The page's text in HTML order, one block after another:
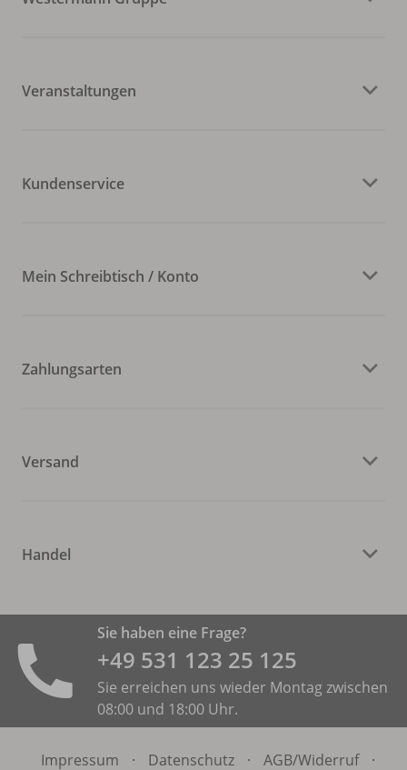
Veranstaltungen
Kundenservice
Mein Schreibtisch / Konto
Zahlungsarten
Versand
Handel
Sie haben eine Frage?
+49 531 ­123 25 125
Sie erreichen uns wieder Montag zwischen
08:00 und 18:00 Uhr.
Impressum · Datenschutz · AGB/Widerruf ·